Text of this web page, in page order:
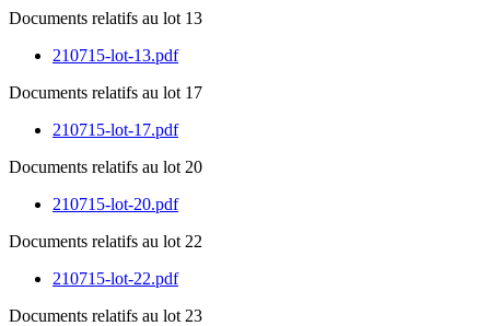
Documents relatifs au lot 13
210715-lot-13.pdf
Documents relatifs au lot 17
210715-lot-17.pdf
Documents relatifs au lot 20
210715-lot-20.pdf
Documents relatifs au lot 22
210715-lot-22.pdf
Documents relatifs au lot 23